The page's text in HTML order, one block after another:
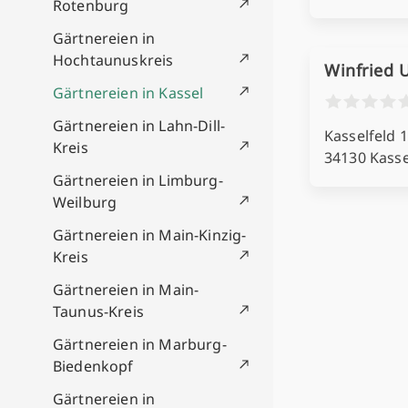
Rotenburg
Gärtnereien in
Hochtaunuskreis
Gärtnereien in Kassel
Gärtnereien in Lahn-Dill-
Kreis
Gärtnereien in Limburg-
Weilburg
Gärtnereien in Main-Kinzig-
Kreis
Gärtnereien in Main-
Taunus-Kreis
Gärtnereien in Marburg-
Biedenkopf
Gärtnereien in
Winfried
Kasselfeld
34130